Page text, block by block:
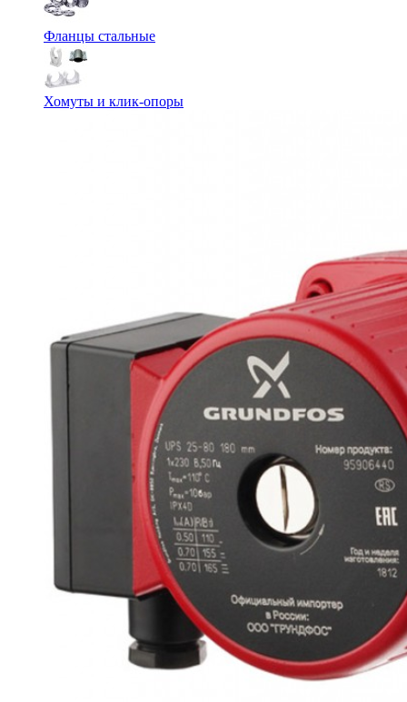
Фланцы стальные
Хомуты и клик-опоры